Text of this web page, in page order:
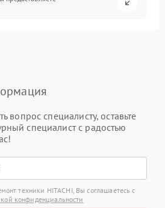
вопрос специалисту, оставьте
специалист с радостью
техники HITACHI, Вы соглашаетесь с
конфиденциальности